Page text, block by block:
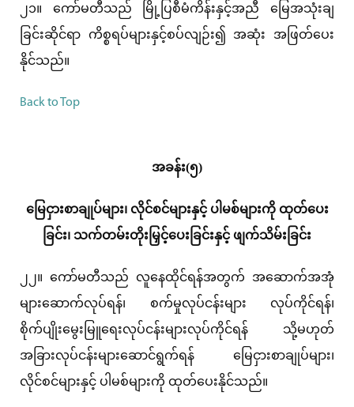
၂၁။ ကော်မတီသည် မြို့ပြစီမံကိန်းနှင့်အညီ မြေအသုံးချ
ခြင်းဆိုင်ရာ ကိစ္စရပ်များနှင့်စပ်လျဉ်း၍ အဆုံး အဖြတ်ပေး
နိုင်သည်။
Back to Top
အခန်း(၅)
မြေငှားစာချုပ်များ၊ လိုင်စင်များနှင့် ပါမစ်များကို ထုတ်ပေး
ခြင်း၊ သက်တမ်းတိုးမြှင့်ပေးခြင်းနှင့် ဖျက်သိမ်းခြင်း
၂၂။ ကော်မတီသည် လူနေထိုင်ရန်အတွက် အဆောက်အအုံ
များဆောက်လုပ်ရန်၊ စက်မှုလုပ်ငန်းများ လုပ်ကိုင်ရန်၊
စိုက်ပျိုးမွေးမြူရေးလုပ်ငန်းများလုပ်ကိုင်ရန် သို့မဟုတ်
အခြားလုပ်ငန်းများဆောင်ရွက်ရန် မြေငှားစာချုပ်များ၊
လိုင်စင်များနှင့် ပါမစ်များကို ထုတ်ပေးနိုင်သည်။